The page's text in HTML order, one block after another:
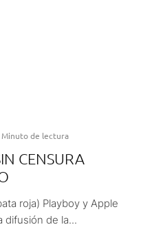
Minuto de lectura
CENSURA
roja) Playboy y Apple
difusión de la...